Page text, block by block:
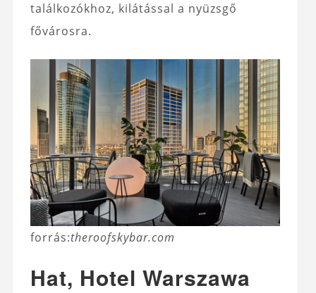
találkozókhoz, kilátással a nyüzsgő
fővárosra.
forrás:theroofskybar.com
Hat, Hotel Warszawa